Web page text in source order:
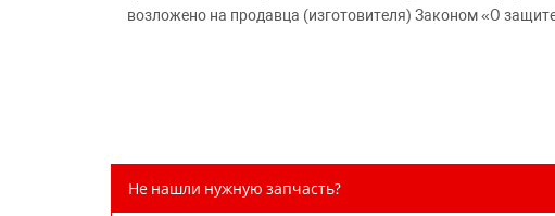
возложено на продавца (изготовителя) Законом «О
Не нашли нужную запчасть?